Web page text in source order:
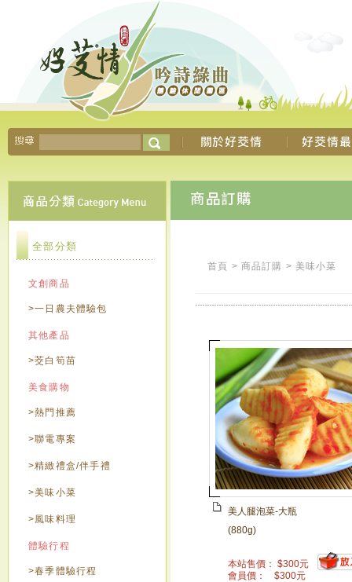
全部分類
文創商品
>一日農夫體驗包
其他產品
>茭白筍苗
美食購物
>熱門推薦
>聯電專案
>精緻禮盒/伴手禮
>美味小菜
>風味料理
體驗行程
>春季體驗行程
首頁 > 商品訂購 > 美味小菜
美人腿泡菜-大瓶
(880g)
本站售價： $300元
會員價：
$300元